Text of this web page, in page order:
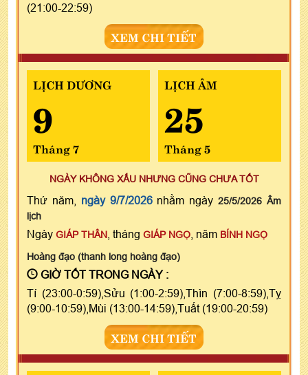
(21:00-22:59)
XEM CHI TIẾT
LỊCH DƯƠNG
9
Tháng 7
LỊCH ÂM
25
Tháng 5
NGÀY KHÔNG XẤU NHƯNG CŨNG CHƯA TỐT
Thứ năm, ngày 9/7/2026nhằm ngày25/5/2026 Âm
lịch
Ngày GIÁP THÂN , tháng GIÁP NGỌ , năm BÍNH NGỌ
Hoàng đạo (thanh long hoàng đạo)
GIỜ TỐT TRONG NGÀY :
Tí (23:00-0:59),Sửu (1:00-2:59),Thìn (7:00-8:59),Tỵ
(9:00-10:59),Mùi (13:00-14:59),Tuất (19:00-20:59)
XEM CHI TIẾT